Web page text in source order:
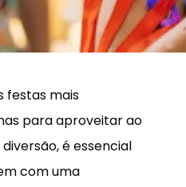
festas mais
para aproveitar ao
é essencial
com uma